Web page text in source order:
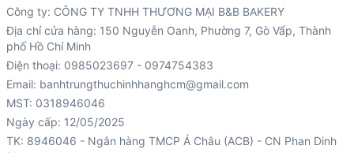
Công ty: CÔNG TY TNHH THƯƠNG MẠI B&B BAKERY
Địa chỉ cửa hàng: 150 Nguyễn Oanh, Phường 7, Gò Vấp, Thành
phố Hồ Chí Minh
Điện thoại: 0985023697 - 0974754383
Email: banhtrungthuchinhhanghcm@gmail.com
MST: 0318946046
Ngày cấp: 12/05/2025
TK: 8946046 - Ngân hàng TMCP Á Châu (ACB) - CN Phan Dinh